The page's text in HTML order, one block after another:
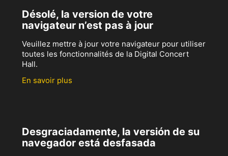
Désolé, la version de votre
navigateur n’est pas à jour
Veuillez mettre à jour votre navigateur pour utiliser
toutes les fonctionnalités de la Digital Concert
Hall.
En savoir plus
Desgraciadamente, la versión de su
navegador está desfasada